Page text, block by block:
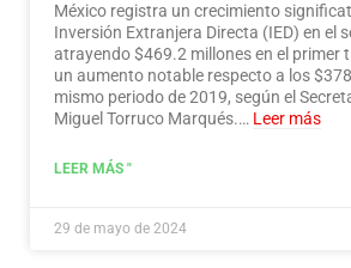
México registra un crecimiento
Inversión Extranjera Directa (IED) en el
atrayendo $469.2 millones en el primer
un aumento notable respecto a los
mismo periodo de 2019, según el
Miguel Torruco Marqués.… Leer más
LEER MÁS "
29 de mayo de 2024